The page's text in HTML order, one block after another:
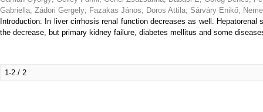
Gabriella; Zádori Gergely; Fazakas János; Doros Attila; Sárváry Enikő;
Introduction: In liver cirrhosis renal function decreases as well.
the decrease, but primary kidney failure, diabetes mellitus and some
1-2 / 2